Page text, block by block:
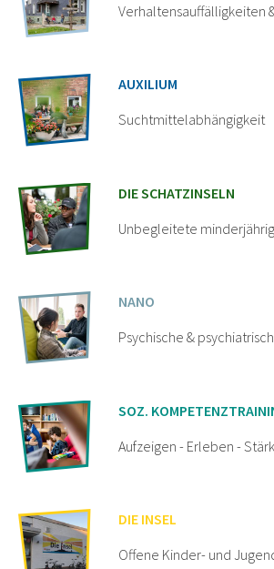
Verhaltensauffälligkeiten
AUXILIUM
Suchtmittelabhängigkeit
DIE SCHATZINSELN
Unbegleitete
NANO
Psychische &
SOZ.
Aufzeigen - Erleben -
DIE INSEL
Offene Kinder- und